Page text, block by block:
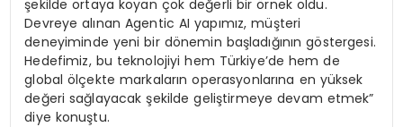
şekilde ortaya koyan çok değerli bir örnek oldu.
Devreye alınan Agentic AI yapımız, müşteri
deneyiminde yeni bir dönemin başladığının göstergesi.
Hedefimiz, bu teknolojiyi hem Türkiye’de hem de
global ölçekte markaların operasyonlarına en yüksek
değeri sağlayacak şekilde geliştirmeye devam etmek”
diye konuştu.